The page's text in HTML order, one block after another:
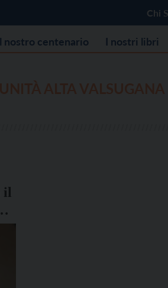
Chi
nostro centenario I nostri libri
il